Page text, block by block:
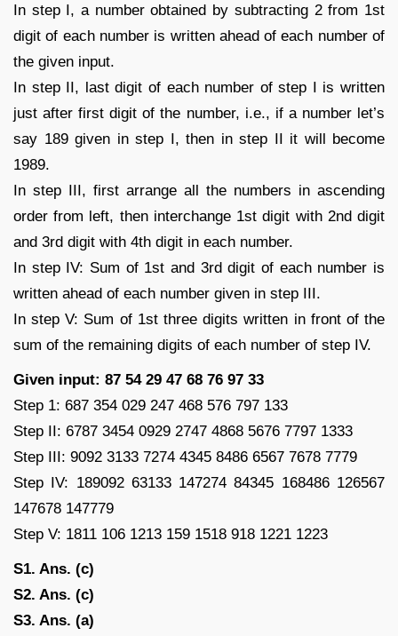
In step I, a number obtained by subtracting 2 from 1st
digit of each number is written ahead of each number of
the given input.
In step II, last digit of each number of step I is written
just after first digit of the number, i.e., if a number let’s
say 189 given in step I, then in step II it will become
1989.
In step III, first arrange all the numbers in ascending
order from left, then interchange 1st digit with 2nd digit
and 3rd digit with 4th digit in each number.
In step IV: Sum of 1st and 3rd digit of each number is
written ahead of each number given in step III.
In step V: Sum of 1st three digits written in front of the
sum of the remaining digits of each number of step IV.
Given input: 87 54 29 47 68 76 97 33
Step 1: 687 354 029 247 468 576 797 133
Step II: 6787 3454 0929 2747 4868 5676 7797 1333
Step III: 9092 3133 7274 4345 8486 6567 7678 7779
Step IV: 189092 63133 147274 84345 168486 126567
147678 147779
Step V: 1811 106 1213 159 1518 918 1221 1223
S1. Ans. (c)
S2. Ans. (c)
S3. Ans. (a)